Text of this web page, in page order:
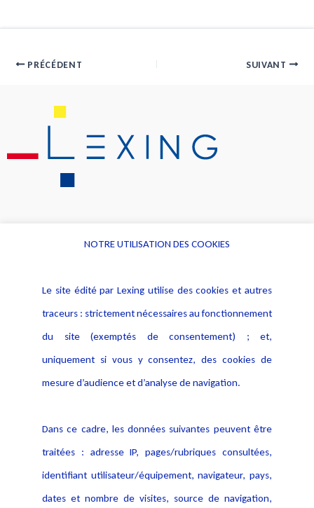
PRÉCÉDENT SUIVANT
Alerte professionnelle
Déclaration d'accessibilité
Notice Légale
Politique de protection des
données
Publications
NOTRE UTILISATION DES COOKIES
Le site édité par Lexing utilise des cookies et autres
traceurs : strictement nécessaires au fonctionnement
du site (exemptés de consentement) ; et,
uniquement si vous y consentez, des cookies de
mesure d’audience et d’analyse de navigation.
Dans ce cadre, les données suivantes peuvent être
traitées : adresse IP, pages/rubriques consultées,
identifiant utilisateur/équipement, navigateur, pays,
dates et nombre de visites, source de navigation,